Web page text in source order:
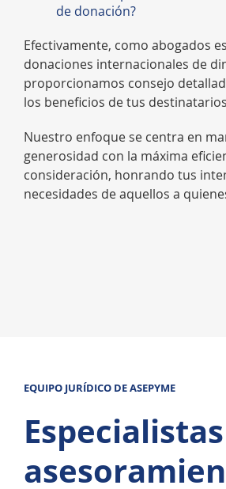
de donación?
Efectivamente, como abogados
donaciones internacionales de
proporcionamos consejo
los beneficios de tus
Nuestro enfoque se centra en
generosidad con la máxima
consideración, honrando tus
necesidades de aquellos a
EQUIPO JURÍDICO DE ASEPYME